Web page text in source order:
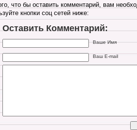
что бы оставить комментарий, вам
кнопки соц сетей ниже:
Оставить Комментарий:
Ваше Имя
Ваш E-mail